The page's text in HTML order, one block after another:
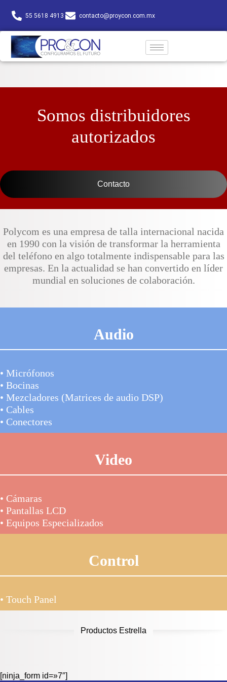
55 5618 4913 contacto@proycon.com.mx
Somos distribuidores
autorizados
Contacto
Polycom es una empresa de talla internacional nacida
en 1990 con la visión de transformar la herramienta
del teléfono en algo totalmente indispensable para las
empresas. En la actualidad se han convertido en líder
mundial en soluciones de colaboración.
Audio
• Micrófonos
• Bocinas
• Mezcladores (Matrices de audio DSP)
• Cables
• Conectores
Video
• Cámaras
• Pantallas LCD
• Equipos Especializados
Control
• Touch Panel
Productos Estrella
[ninja_form id=»7″]